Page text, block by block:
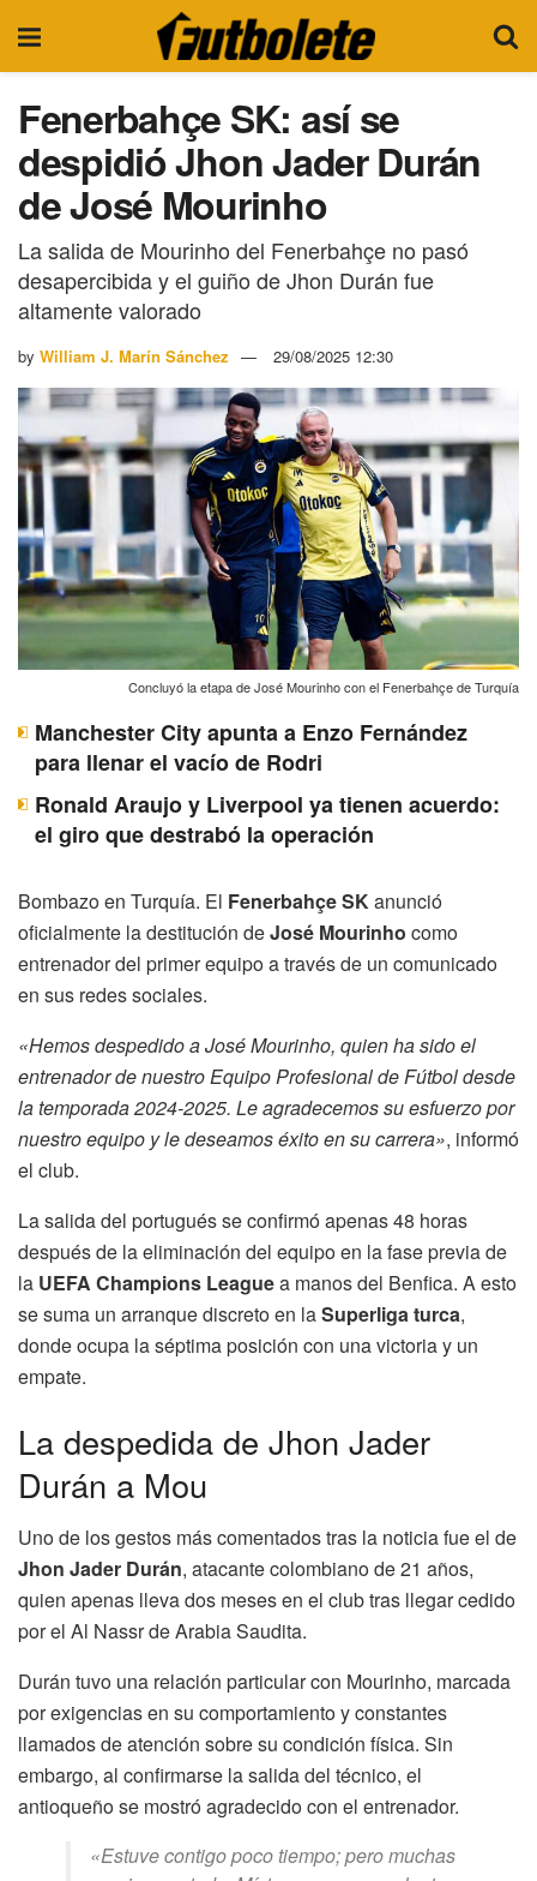
Fenerbahçe SK: así se
despidió Jhon Jader Durán
de José Mourinho
La salida de Mourinho del Fenerbahçe no pasó
desapercibida y el guiño de Jhon Durán fue
altamente valorado
by William J. Marín Sánchez 29/08/2025 12:30
Concluyó la etapa de José Mourinho con el Fenerbahçe de Turquía
Manchester City apunta a Enzo Fernández
para llenar el vacío de Rodri
Ronald Araujo y Liverpool ya tienen acuerdo:
el giro que destrabó la operación
Bombazo en Turquía. El Fenerbahçe SKanunció
oficialmente la destitución deJosé Mourinho como
entrenador del primer equipo a través de un comunicado
en sus redes sociales.
«Hemos despedido a José Mourinho, quien ha sido el
entrenador de nuestro Equipo Profesional de Fútbol desde
la temporada 2024-2025. Le agradecemos su esfuerzo por
nuestro equipo y le deseamos éxito en su carrera», informó
el club.
La salida del portugués se confirmó apenas 48 horas
después de la eliminación del equipo en la fase previa de
la UEFA Champions Leaguea manos del Benfica. A esto
se suma un arranque discreto en laSuperliga turca,
donde ocupa la séptima posición con una victoria y un
empate.
La despedida de Jhon Jader
Durán a Mou
Uno de los gestos más comentados tras la noticia fue el de
Jhon Jader Durán, atacante colombiano de 21 años,
quien apenas lleva dos meses en el club tras llegar cedido
por el Al Nassr de Arabia Saudita.
Durán tuvo una relación particular con Mourinho, marcada
por exigencias en su comportamiento y constantes
llamados de atención sobre su condición física. Sin
embargo, al confirmarse la salida del técnico, el
antioqueño se mostró agradecido con el entrenador.
«Estuve contigo poco tiempo; pero muchas